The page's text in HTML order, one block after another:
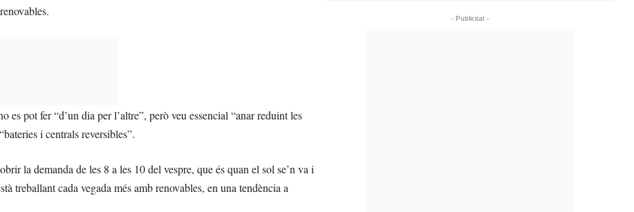
es pot fer “d’un dia per l’altre”, però veu essencial “anar reduint les
i centrals reversibles”.
la demanda de les 8 a les 10 del vespre, que és quan el sol se’n va i
treballant cada vegada més amb renovables, en una tendència a
- Publicitat -